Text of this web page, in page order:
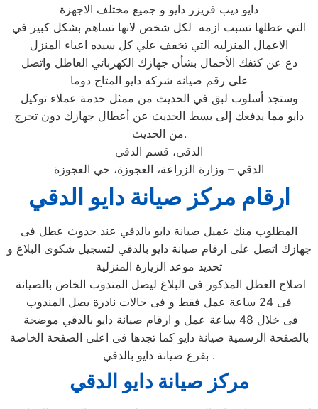
دايو ديب فريزر دايو و جميع مختلف الاجهزة
التي عطلها تسبب ازمه لكل شخص لانها تساهم بشكل كبير في
الاعمال المنزليه التي تخفف علي كل سيده اعباء المنزل
دع عن كتفك الأحمال بشأن جهازك الكهربائي العاطل واتصل
على رقم صيانه شركه دايو المتاح دوما
وستجد أسلوب لبق في الحديث من ممثل خدمة عملاء توكيل
دايو مما يدفعك إلى بسط الحديث عن أعطال جهازك دون تحرج
من الحديث.
الدقي، قسم الدقي
الدقي – وزارة الزراعة، العجوزة، حي العجوزة
ارقام مركز صيانة دايو الدقي
المطلوب منك عميل صيانة دايو بالدقي عند حدوث عطل فى
جهازك اتصل على ارقام صيانة دايو بالدقي لتسجيل شكوى البلاغ و
تحديد موعد الزيارة المنزلية
فى 24 ساعة عمل فقط و فى حالات نادرة يصل المندوب
بالصفحة الرسمية صيانة دايو كما تجدها فى اعلى الصفحة الخاصة
بفرع صيانة دايو بالدقي .
مركز صيانة دايو الدقي